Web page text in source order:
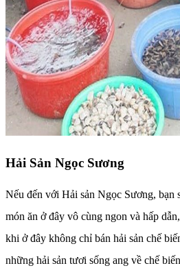
Hải Sản Ngọc Sương
Nếu đến với Hải sản Ngọc Sương, bạn
món ăn ở đây vô cùng ngon và hấp
khi ở đây không chỉ bán hải sản chế
những hải sản tươi sống ang về chế